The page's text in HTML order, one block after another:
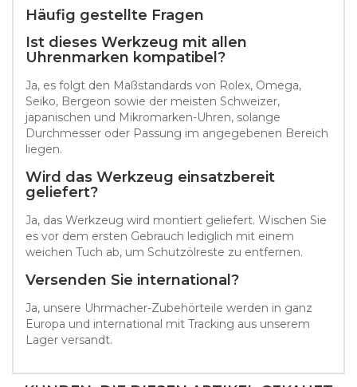
Häufig gestellte Fragen
Ist dieses Werkzeug mit allen
Uhrenmarken kompatibel?
Ja, es folgt den Maßstandards von Rolex, Omega,
Seiko, Bergeon sowie der meisten Schweizer,
japanischen und Mikromarken-Uhren, solange
Durchmesser oder Passung im angegebenen Bereich
liegen.
Wird das Werkzeug einsatzbereit
geliefert?
Ja, das Werkzeug wird montiert geliefert. Wischen Sie
es vor dem ersten Gebrauch lediglich mit einem
weichen Tuch ab, um Schutzölreste zu entfernen.
Versenden Sie international?
Ja, unsere Uhrmacher-Zubehörteile werden in ganz
Europa und international mit Tracking aus unserem
Lager versandt.